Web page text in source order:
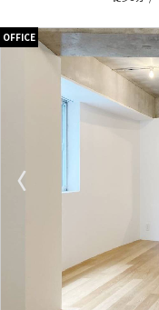
〈
OFFICE